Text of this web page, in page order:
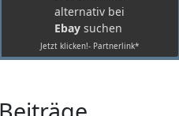
alternativ bei
Ebay suchen
Jetzt klicken!- Partnerlink*